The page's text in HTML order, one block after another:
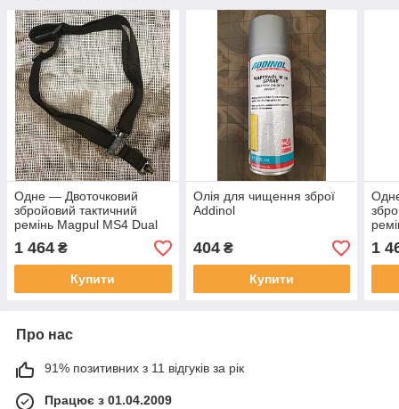
Одне — Двоточковий
збройовий тактичний
ремінь Magpul MS4 Dual
QD Sling чорний.
1 464 ₴
Купити
Олія для чищення зброї
Addinol
404₴
Купити
QD
1
Про нас
91% позитивних з 11 відгуків за рік
Працює з 01.04.2009